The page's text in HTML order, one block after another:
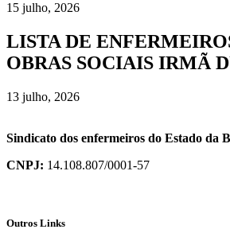
15 julho, 2026
LISTA DE
OBRAS SOCIAIS IRMÃ
13 julho, 2026
Sindicato dos enfermeiros do Estado da
CNPJ: 14.108.807/0001-57
Outros Links